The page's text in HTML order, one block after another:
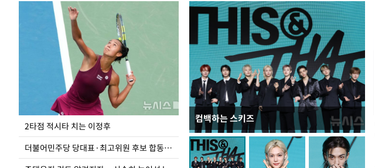
2타점 적시타 치는 이정후
더불어민주당 당대표·최고위원 후보 합동연설회
컴백하는 스키즈
이번주 국회에는 무슨 일이? [뉴시스국회토pic]